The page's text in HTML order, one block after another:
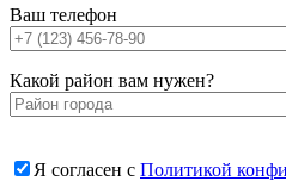
Ваш телефон
Какой район вам нужен?
Я согласен с Политикой